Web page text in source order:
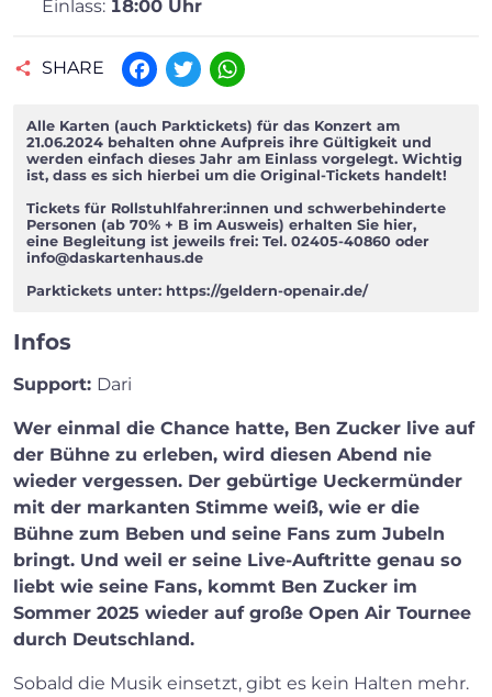
Einlass: 18:00 Uhr
SHARE
Alle Karten (auch Parktickets) für das Konzert am
21.06.2024 behalten ohne Aufpreis ihre Gültigkeit und
werden einfach dieses Jahr am Einlass vorgelegt. Wichtig
ist, dass es sich hierbei um die Original-Tickets handelt!
Tickets für Rollstuhlfahrer:innen und schwerbehinderte
Personen (ab 70% + B im Ausweis) erhalten Sie hier,
eine Begleitung ist jeweils frei: Tel. 02405-40860 oder
info@daskartenhaus.de
Parktickets unter: https://geldern-openair.de/
Infos
Support: Dari
Wer einmal die Chance hatte, Ben Zucker live auf
der Bühne zu erleben, wird diesen Abend nie
wieder vergessen. Der gebürtige Ueckermünder
mit der markanten Stimme weiß, wie er die
Bühne zum Beben und seine Fans zum Jubeln
bringt. Und weil er seine Live-Auftritte genau so
liebt wie seine Fans, kommt Ben Zucker im
Sommer 2025 wieder auf große Open Air Tournee
durch Deutschland.
Sobald die Musik einsetzt, gibt es kein Halten mehr.